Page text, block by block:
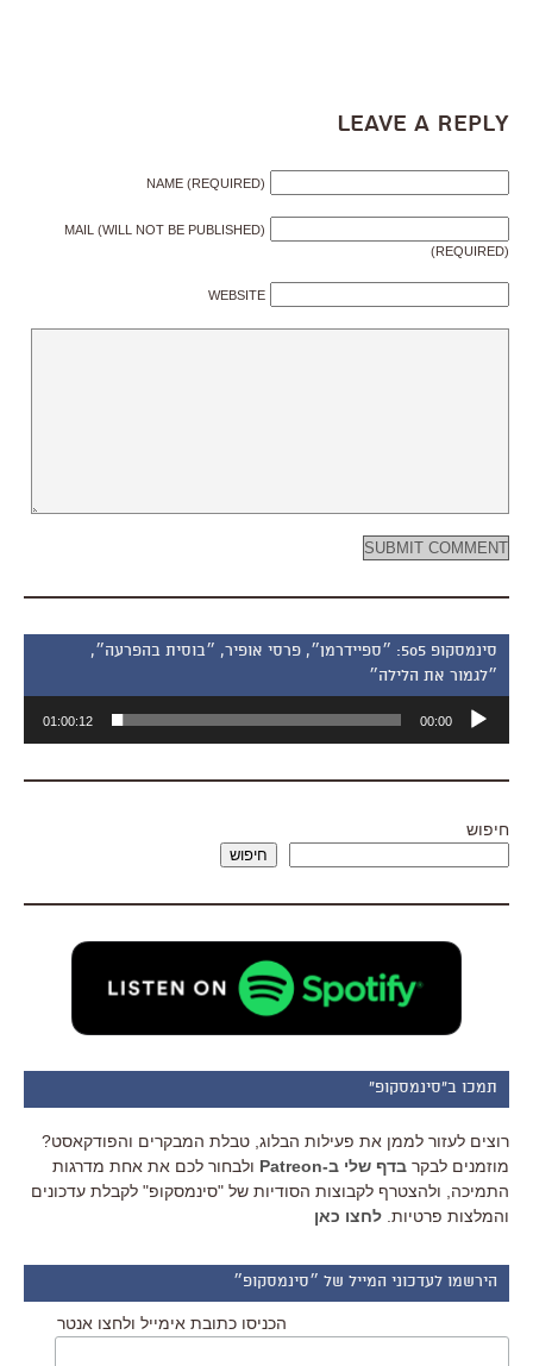
Leave a Reply
NAME (REQUIRED)
MAIL (WILL NOT BE PUBLISHED)
(REQUIRED)
WEBSITE
סינמסקופ 505: ״ספיידרמן״, פרסי אופיר, ״בוסית בהפרעה״,
״לגמור את הלילה״
אודיו
00:00
01:00:12
חיפוש
חיפוש
תמכו ב"סינמסקופ"
רוצים לעזור לממן את פעילות הבלוג, טבלת המבקרים והפודקאסט?
מוזמנים לבקר בדף שלי ב-Patreon
ולבחור לכם את אחת מדרגות
התמיכה, ולהצטרף לקבוצות הסודיות של "סינמסקופ" לקבלת עדכונים
והמלצות פרטיות. לחצו כאן
הירשמו לעדכוני המייל של ״סינמסקופ״
הכניסו כתובת אימייל ולחצו אנטר